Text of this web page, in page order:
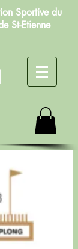
Sportive du
St-Etienne